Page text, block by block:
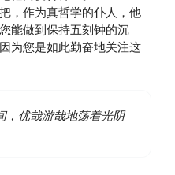
，作为真哲学的仆人，他
能做到保持五刻钟的沉
为您是如此勤奋地关注这
，优哉游哉地荡着光阴